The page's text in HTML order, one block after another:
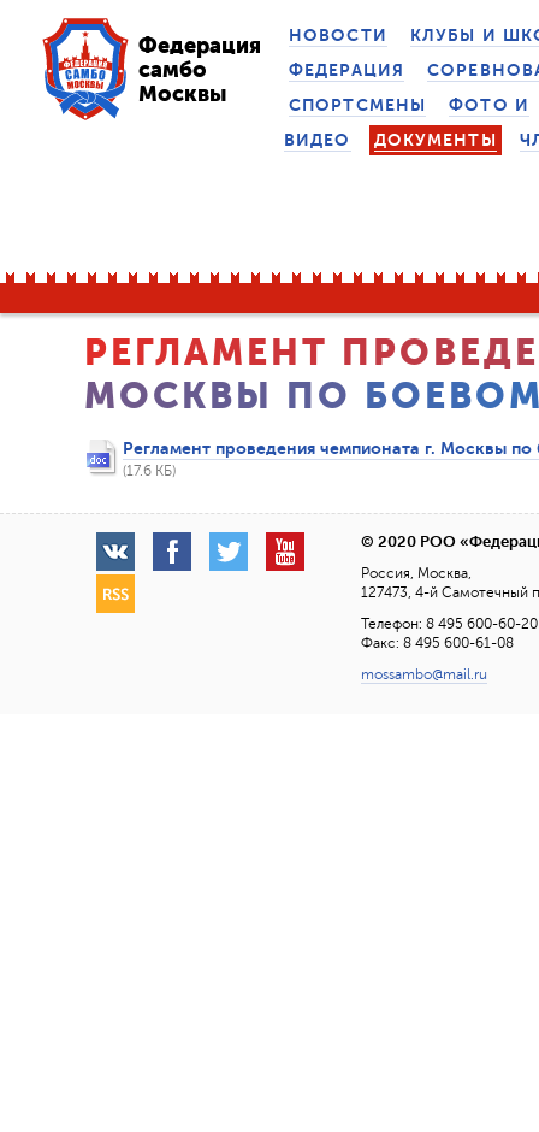
Федерация
самбо
Москвы
НОВОСТИ
КЛУБЫ И
ФЕДЕРАЦИЯ
СПОРТСМЕНЫ
ФОТО И
ВИДЕО
ДОКУМЕНТЫ
РЕГЛАМЕНТ ПРОВЕДЕ
МОСКВЫ ПО БОЕВО
Регламент проведения чемпионата г. Москвы
(17.6 КБ)
© 2020 РОО
Россия, Москва,
127473, 4-й Самотечный
Телефон: 8 495 600-60-20
Факс: 8 495 600-61-08
mossambo@mail.ru